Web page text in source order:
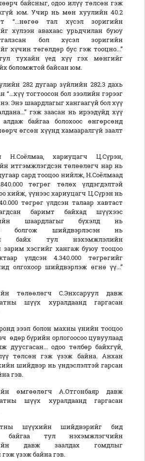
байсныг, одоо илүү төлсөн гэж
юм. Учир нь мөн хуулийн 40.2
“...нөгөө тал хүсэл зоригийн
хүлээн авахаас урьдчилан буюу
бол хүсэл зоригийн
хүчин төгөлдөр бус гэж тооцно...”
тухайн үед хүү гэх мөнгийг
боломжтой байсан юм.
282 дугаар зүйлийн 282.3 дахь
“...хүү тогтоосон бол зээлийн гэрээг
Энэ шаардлагыг хангаагүй бол хүү
гэж заасан нь ирээдүйд хүү
байгаа болохоос өнгөрсөнд
өгсөн хүүнд хамааралгүй заалт
Н.Соёлмаа, хариуцагч Ц.Сүрэн,
итгэмжлэгдсэн төлөөлөгч нар нь
сард тооцоо нийлж, Н.Соёлмаад
төгрөг төлөх үлдэгдэлтэй
хийж, үүнээс хариуцагч Ц.Сүрэн нь
төгрөг үлдсэн талаар хавтаст
баримт байхад шүүхээс
шаардлагыг бүхэлд нь
болгож шийдвэрлэсэн нь
байх тул нэхэмжлэлийн
зарим хэсгийг хангаж буюу тооцоо
үлдсэн 4.340.000 төгрөгийг
олгохоор шийдвэрлэж өгнө үү...”
төлөөлөгч С.Энхсаруул давж
шүүх хуралдаанд гаргасан
зээл болон махны үнийн тооцоо
өдөр бүрийн орлогоосоо цувуулаад
дуусгасан... одоо төлбөр байхгүй,
төлсөн гэж үзэж байна. Анхан
шийдвэр нь үндэслэлтэй гарсан
гэв.
өмгөөлөгч А.Отгонбаяр давж
шүүх хуралдаанд гаргасан
шүүхийн шийдвэрийг бид
байгаа тул нэхэмжлэгчийн
давж заалдах гомдлыг
гэж үзэж байна гэв.